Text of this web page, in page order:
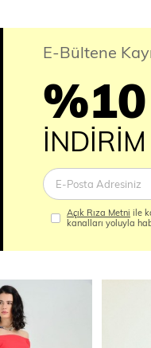
E-Bültene
%10
İNDİRİM
Açık Rıza Metni ile
kanalları yoluyla